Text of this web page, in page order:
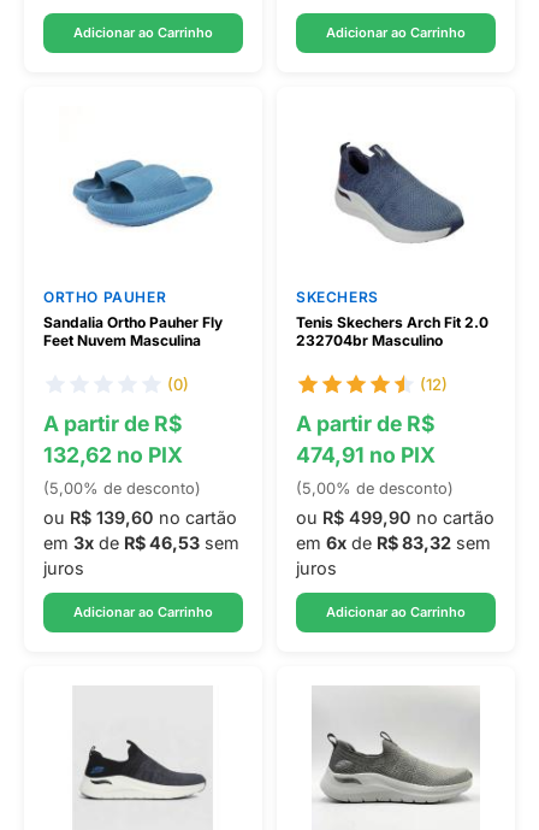
Adicionar ao Carrinho Adicionar ao Carrinho
ORTHO PAUHER
Sandalia Ortho Pauher Fly
Feet Nuvem Masculina
(0)
A partir de R$
132,62 no PIX
(5,00% de desconto)
ou R$ 139,60 no cartão
em 3x de R$ 46,53 sem
juros
Adicionar ao Carrinho
SKECHERS
Tenis Skechers Arch Fit 2.0
232704br Masculino
(12)
A partir de R$
474,91 no PIX
(5,00% de desconto)
ou R$ 499,90 no cartão
em 6x de R$ 83,32 sem
juros
Adicionar ao Carrinho